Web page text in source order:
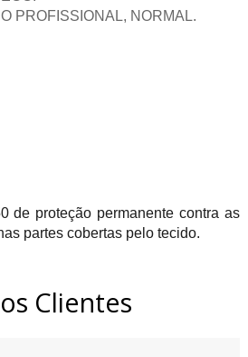
PROFISSIONAL, NORMAL.
de proteção permanente contra as
partes cobertas pelo tecido.
Clientes